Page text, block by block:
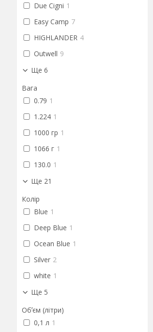
Due Cigni 1
Easy Camp 7
HIGHLANDER 4
Outwell 9
Ще 6
Вага
0.79 1
1.224 1
1000 гр 1
1066 г 1
130.0 1
Ще 21
Колір
Blue 1
Deep Blue 1
Ocean Blue 1
Silver 2
white 1
Ще 5
Обʼєм (літри)
0,1 л 1